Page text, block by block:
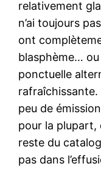
relativement
n’ai toujours
ont
blasphème…
ponctuelle
rafraîchissante.
peu de
pour la plupart,
reste du
pas dans